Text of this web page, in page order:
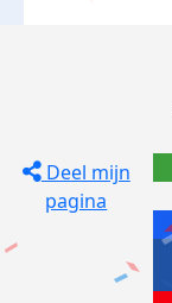
Deel mijn
pagina